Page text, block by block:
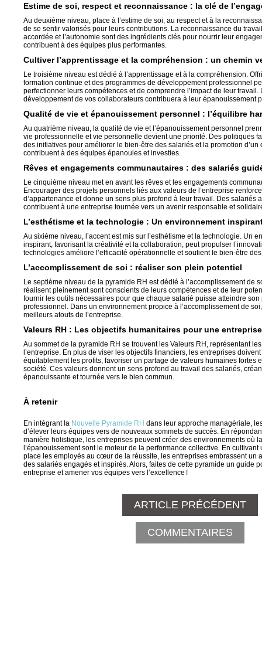
Estime de soi, respect et reconnaissance : la clé de
Au deuxième niveau, place à l’estime de soi, au respect et à la
de se sentir valorisés pour leurs contributions. La reconnaissance du
accordée et l’autonomie sont des ingrédients clés pour nourrir leur
contribuent à des équipes plus performantes.
Cultiver l’apprentissage et la compréhension : un chemin
Le troisième niveau est dédié à l’apprentissage et à la compréhension.
formation continue et des programmes de développement professionnel
perfectionner leurs compétences et de comprendre l’impact de leur travail.
développement de vos collaborateurs contribuera à leur épanouissement
Qualité de vie et épanouissement personnel : l’équilibre
Au quatrième niveau, la qualité de vie et l’épanouissement personnel
vie professionnelle et vie personnelle devient une priorité. Des politiques
des initiatives pour améliorer le bien-être des salariés et la promotion
contribuent à des équipes épanouies et investies.
Rêves et engagements communautaires : des salariés
Le cinquième niveau met en avant les rêves et les engagements
Encourager des projets personnels liés aux valeurs de l’entreprise
d’appartenance et donne un sens plus profond à leur travail. Des salariés
contribuent à une entreprise tournée vers un avenir responsable et
L’esthétisme et la technologie : Un environnement
Au sixième niveau, l’accent est mis sur l’esthétisme et la technologie. Un
inspirant, favorisant la créativité et la collaboration, peut propulser
technologies améliore l’efficacité opérationnelle et soutient le bien-être
L’accomplissement de soi : réaliser son plein potentiel
Le septième niveau de la pyramide RH est dédié à l’accomplissement de
réalisent pleinement sont conscients de leurs compétences et de leur
fournir les outils nécessaires pour que chaque salarié puisse atteindre
professionnel. Dans un environnement propice à l’accomplissement de
meilleurs atouts de l’entreprise.
Valeurs RH : Les objectifs humanitaires pour une
Au sommet de la pyramide RH se trouvent les Valeurs RH, représentant
l’entreprise. En plus de viser les objectifs financiers, les entreprises
équitablement les profits, favoriser un partage de valeurs humaines fortes
société. Ces valeurs donnent un sens profond au travail des salariés,
épanouissante et tournée vers le bien commun.
À retenir
En intégrant la Nouvelle Pyramide RH dans leur approche managériale,
d’élever leurs équipes vers de nouveaux sommets de succès. En
manière holistique, les entreprises peuvent créer des environnements où
l’épanouissement sont le moteur de la performance collective. En cultivant
place les employés au cœur de la réussite, les entreprises embrassent un
des salariés engagés et inspirés. Alors, faites de cette pyramide un guide
entreprise et amener vos équipes vers l’excellence !
ARTICLE PRÉCÉDENT
COMMENTAIRES